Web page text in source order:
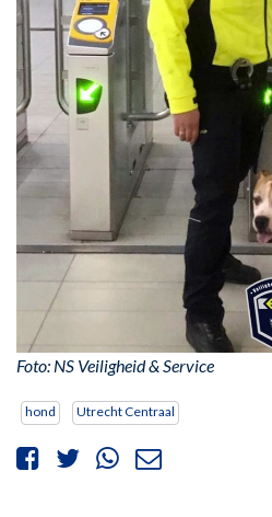
Foto: NS Veiligheid & Service
hond Utrecht Centraal